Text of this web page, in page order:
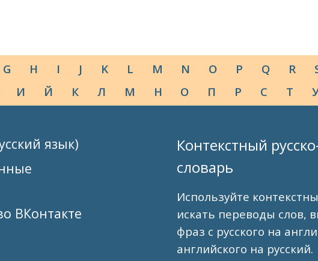
G H I J K L M N O P Q R
И Й К Л М Н О П Р С Т
язык)
ВКонтакте
Контекстный
словарь
Используйте
искать переводы слов,
фраз с русского на
английского на русский.